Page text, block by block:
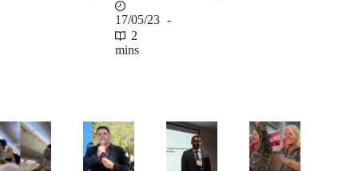
17/05/23
2
mins